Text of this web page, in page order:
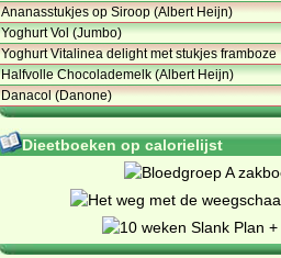
Ananasstukjes op Siroop (Albert Heijn)
Yoghurt Vol (Jumbo)
Yoghurt Vitalinea delight met stukjes framboze
Halfvolle Chocolademelk (Albert Heijn)
Danacol (Danone)
Dieetboeken op calorielijst